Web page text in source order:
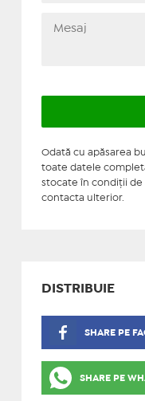
Odată cu apăsarea
toate datele
stocate în condiţii de
contacta ulterior.
DISTRIBUIE
SHARE PE
SHARE PE